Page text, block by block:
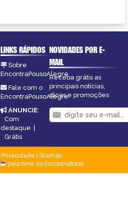
LINKS RÁPIDOS
Sobre
EncontraPousoAlegre
Fale com o
EncontraPousoAlegre
ANUNCIE:
Com
destaque
Grátis
NOVIDADES POR E-
MAIL
Receba grátis as
principais notícias,
dicas e promoções
Privacidade
Sitemap
pelo time do EncontraBrasil